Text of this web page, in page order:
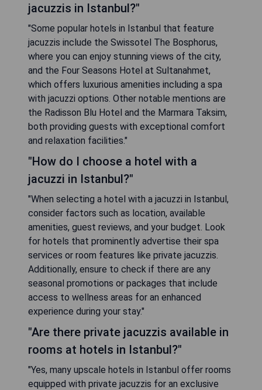
jacuzzis in Istanbul?"
"Some popular hotels in Istanbul that feature
jacuzzis include the Swissotel The Bosphorus,
where you can enjoy stunning views of the city,
and the Four Seasons Hotel at Sultanahmet,
which offers luxurious amenities including a spa
with jacuzzi options. Other notable mentions are
the Radisson Blu Hotel and the Marmara Taksim,
both providing guests with exceptional comfort
and relaxation facilities."
"How do I choose a hotel with a
jacuzzi in Istanbul?"
"When selecting a hotel with a jacuzzi in Istanbul,
consider factors such as location, available
amenities, guest reviews, and your budget. Look
for hotels that prominently advertise their spa
services or room features like private jacuzzis.
Additionally, ensure to check if there are any
seasonal promotions or packages that include
access to wellness areas for an enhanced
experience during your stay."
"Are there private jacuzzis available in
rooms at hotels in Istanbul?"
"Yes, many upscale hotels in Istanbul offer rooms
equipped with private jacuzzis for an exclusive